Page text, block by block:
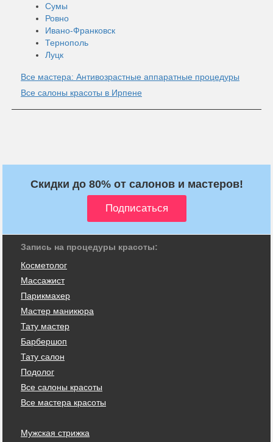
Сумы
Ровно
Ивано-Франковск
Тернополь
Луцк
Все мастера: Антивозрастные аппаратные процедуры
Все салоны красоты в Ирпене
Скидки до 80% от салонов и мастеров!
Запись на процедуры красоты:
Косметолог
Массажист
Парикмахер
Мастер маникюра
Тату мастер
Барбершоп
Тату салон
Подолог
Все салоны красоты
Все мастера красоты
Мужская стрижка